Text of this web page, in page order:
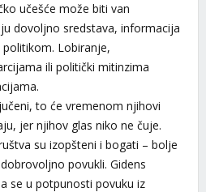
učešće može biti van
dovoljno sredstava, informacija
Lobiranje,
ili politički mitinzima
to će vremenom njihovi
jer njihov glas niko ne čuje.
su izopšteni i bogati – bolje
povukli. Gidens
se u potpunosti povuku iz